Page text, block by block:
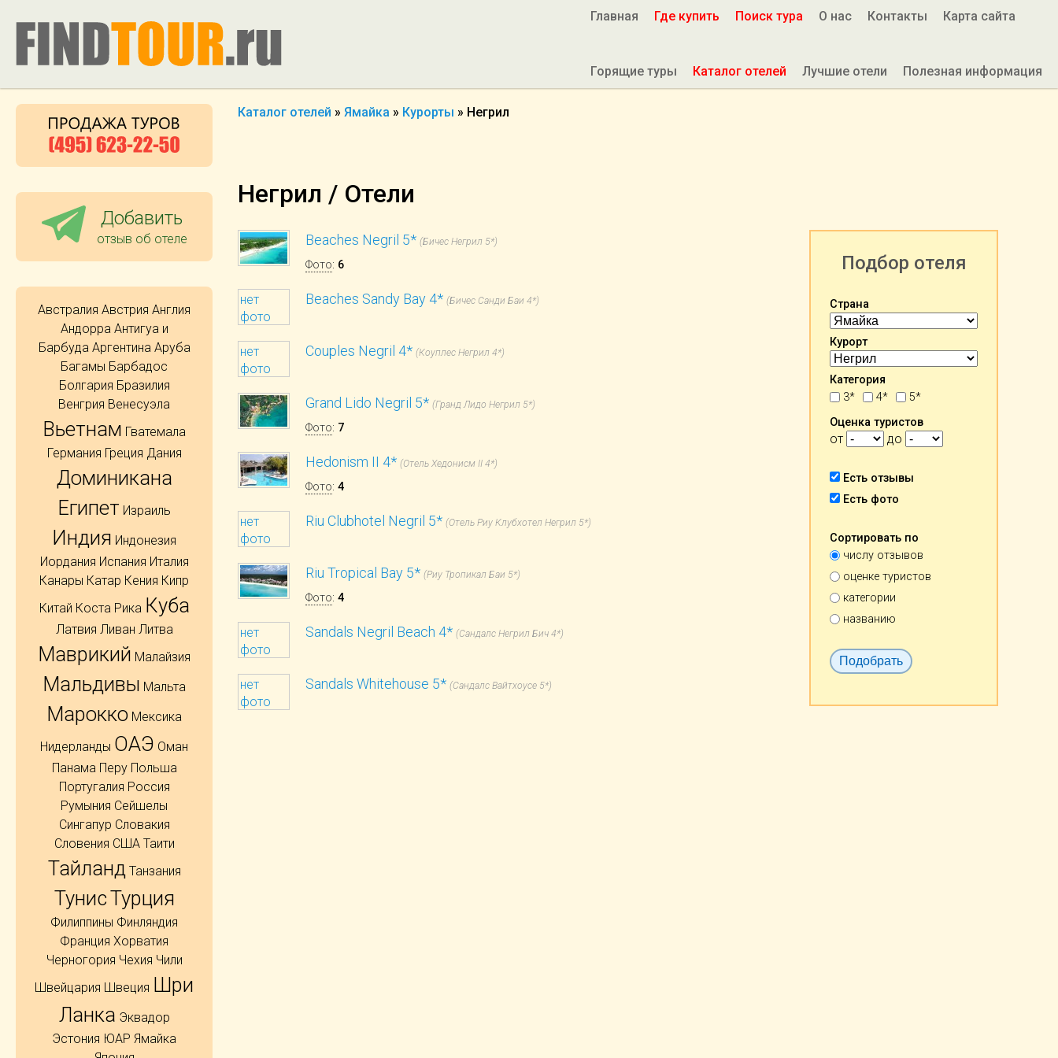
Главная Где купить Поиск тура О нас Контакты Карта сайта
Горящие туры Каталог отелей Лучшие отели Полезная информация
Каталог отелей » Ямайка » Курорты » Негрил
Негрил / Отели
Beaches Negril 5* (Бичес Негрил 5*)
Фото: 6
нет
фото
Beaches Sandy Bay 4* (Бичес Санди Баи 4*)
нет
фото
Couples Negril 4* (Коуплес Негрил 4*)
Grand Lido Negril 5* (Гранд Лидо Негрил 5*)
Фото: 7
Hedonism II 4* (Отель Хедонисм II 4*)
Фото: 4
нет
фото
Riu Clubhotel Negril 5* (Отель Риу Клубхотел Негрил 5*)
Riu Tropical Bay 5* (Риу Тропикал Баи 5*)
Фото: 4
нет
фото
Sandals Negril Beach 4* (Сандалс Негрил Бич 4*)
нет
фото
Sandals Whitehouse 5* (Сандалс Вайтхоусе 5*)
Подбор отеля
Страна
Курорт
Категория
3*
4*
5*
Оценка туристов
от до
Есть отзывы
Есть фото
Сортировать по
числу отзывов
оценке туристов
категории
названию
Добавить
отзыв об отеле
Австралия Австрия Англия
Андорра Антигуа и
Барбуда Аргентина Аруба
Багамы Барбадос
Болгария Бразилия
Венгрия Венесуэла
Вьетнам Гватемала
Германия Греция Дания
Доминикана
Египет Израиль
Индия Индонезия
Иордания Испания Италия
Канары Катар Кения Кипр
Китай Коста Рика Куба
Латвия Ливан Литва
Маврикий Малайзия
Мальдивы Мальта
Марокко Мексика
Нидерланды ОАЭ Оман
Панама Перу Польша
Португалия Россия
Румыния Сейшелы
Сингапур Словакия
Словения США Таити
Тайланд Танзания
ТунисТурция
Филиппины Финляндия
Франция Хорватия
Черногория Чехия Чили
Швейцария Швеция Шри
Ланка Эквадор
Эстония ЮАР Ямайка